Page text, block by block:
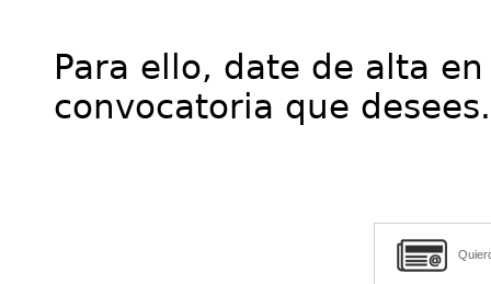
Para ello, date de alta
convocatoria que desees.